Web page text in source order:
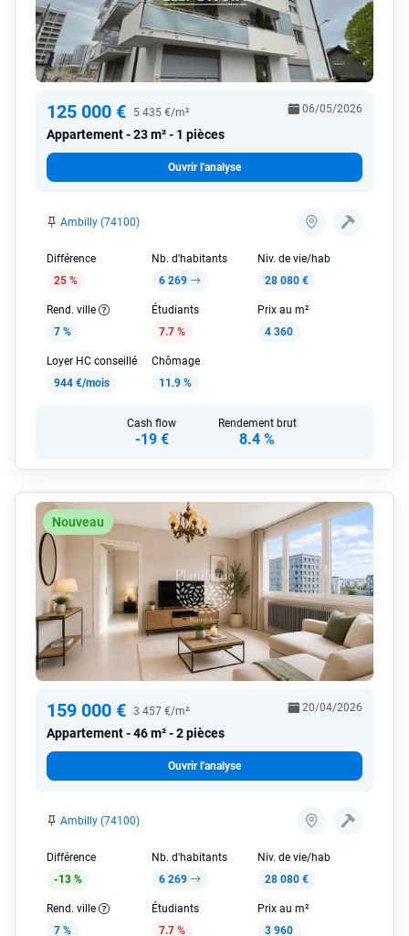
125 000 € 5 435 €/m²
Appartement 23 m² - 1 pièces
06/05/2026
Ouvrir l'analyse
Ambilly (74100)
Différence
25 %
Nb. d'habitants
6 269
Niv. de vie/hab
28 080 €
Rend. ville
7 %
Étudiants
7.7 %
Prix au m²
4 360
Loyer HC conseillé
944 €/mois
Chômage
11.9 %
Cash flow
-19 €
Rendement brut
8.4 %
Nouveau
159 000 € 3 457 €/m²
Appartement 46 m² - 2 pièces
20/04/2026
Ouvrir l'analyse
Ambilly (74100)
Différence
-13 %
Nb. d'habitants
6 269
Niv. de vie/hab
28 080 €
Rend. ville
7 %
Étudiants
7.7 %
Prix au m²
3 960